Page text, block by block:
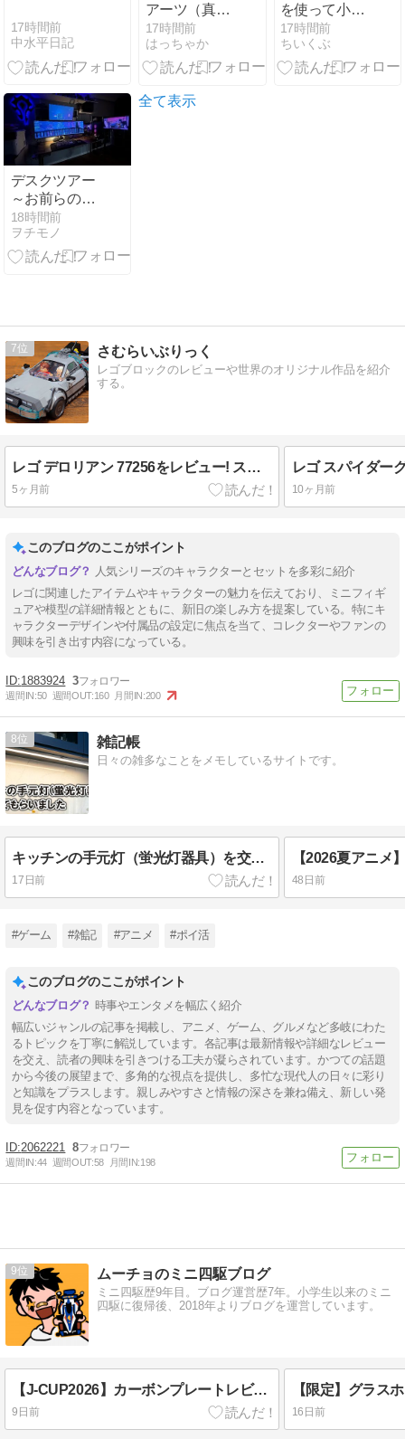
17時間前
中水平日記
アーツ（真骨
彫製法） 黄金
騎士ガロ（冴
島大河） レビ
17時間前
はっちゃか
を使って小論
文に挑戦！親
が手伝ったこ
と・手伝わな
17時間前
ちいくぶ
デスクツアー
～お前らの部
屋のPCデスク
見せろよ
Part.476
18時間前
ヲチモノ
全て表示
7 さむらいぶりっく
レゴブロックのレビューや世界のオリジナル作品を紹介
する。
レゴ デロリアン 77256をレビュー! スピードチャンピオン バック・トゥ・ザ・フューチャー タイムマシン
5ヶ月前 10ヶ月前
このブログのここがポイント
人気シリーズのキャラクターとセットを多彩に紹介
レゴに関連したアイテムやキャラクターの魅力を伝えており、ミニフィギ
ュアや模型の詳細情報とともに、新旧の楽しみ方を提案している。特にキ
ャラクターデザインや付属品の設定に焦点を当て、コレクターやファンの
興味を引き出す内容になっている。
1883924 3
週間IN:50 週間OUT:160 月間IN:200
8 雑記帳
日々の雑多なことをメモしているサイトです。
キッチンの手元灯（蛍光灯器具）を交換してもらいました
17日前 48日前
#ゲーム #雑記 #アニメ #ポイ活
このブログのここがポイント
時事やエンタメを幅広く紹介
幅広いジャンルの記事を掲載し、アニメ、ゲーム、グルメなど多岐にわた
るトピックを丁寧に解説しています。各記事は最新情報や詳細なレビュー
を交え、読者の興味を引きつける工夫が凝らされています。かつての話題
から今後の展望まで、多角的な視点を提供し、多忙な現代人の日々に彩り
と知識をプラスします。親しみやすさと情報の深さを兼ね備え、新しい発
見を促す内容となっています。
2062221 8
週間IN:44 週間OUT:58 月間IN:198
9 ムーチョのミニ四駆ブログ
ミニ四駆歴9年目。ブログ運営歴7年。小学生以来のミニ
四駆に復帰後、2018年よりブログを運営しています。
【J-CUP2026】カーボンプレートレビュー｜直線形状で使い方が広がる
9日前 16日前